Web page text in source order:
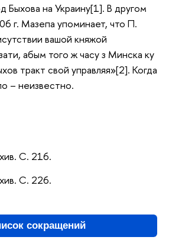
Быхова на Украину[1]. В другом
г. Мазепа упоминает, что П.
вашой княжой
абым того ж часу з Минска ку
тракт свой управляя»[2]. Когда
– неизвестно.
С. 216.
С. 226.
сокращений